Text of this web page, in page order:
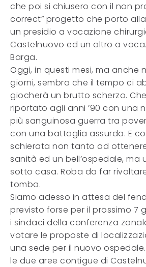
che poi si chiusero con il non
correct” progetto che porto
un presidio a vocazione
Castelnuovo ed un altro a
Barga.
Oggi, in questi mesi, ma anche
giorni, sembra che il tempo ci
giocherà un brutto scherzo.
riportato agli anni ’90 con una
più sanguinosa guerra tra
con una battaglia assurda. E
schierata non tanto ad
sanità ed un bell’ospedale, ma
sotto casa. Roba da far
tomba.
Siamo adesso in attesa del
previsto forse per il prossimo 7
i sindaci della conferenza
votare le proposte di
una sede per il nuovo
le due aree contigue di